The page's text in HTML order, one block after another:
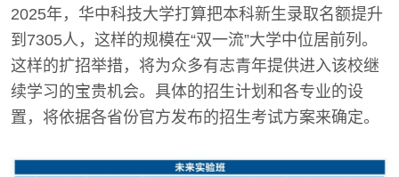
2025年，华中科技大学打算把本科新生录取名额提升
到7305人，这样的规模在“双一流”大学中位居前列。
这样的扩招举措，将为众多有志青年提供进入该校继
续学习的宝贵机会。具体的招生计划和各专业的设
置，将依据各省份官方发布的招生考试方案来确定。